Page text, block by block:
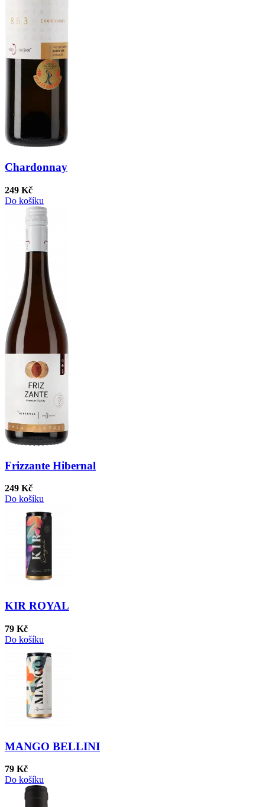
Chardonnay
249 Kč
Do košíku
Frizzante Hibernal
249 Kč
Do košíku
KIR ROYAL
79 Kč
Do košíku
MANGO BELLINI
79 Kč
Do košíku